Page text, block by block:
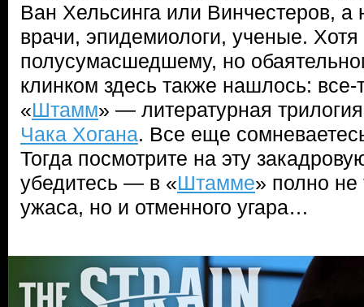
Ван Хельсинга или Винчестеров,
врачи, эпидемиологи, ученые. Хотя
полусумасшедшему, но
клинком здесь также нашлось: все-
«Штамм» — литературная
Чака Хогана. Все еще
Тогда посмотрите на эту
убедитесь — в «Штамме» полно не
ужаса, но и отменного угара…